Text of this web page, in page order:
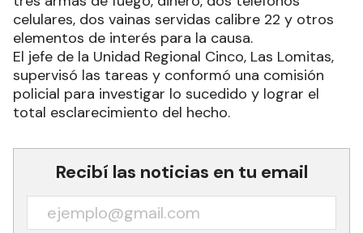
celulares, dos vainas servidas calibre 22 y otros
elementos de interés para la causa.
El jefe de la Unidad Regional Cinco, Las Lomitas,
supervisó las tareas y conformó una comisión
policial para investigar lo sucedido y lograr el
total esclarecimiento del hecho.
Recibí las noticias en tu email